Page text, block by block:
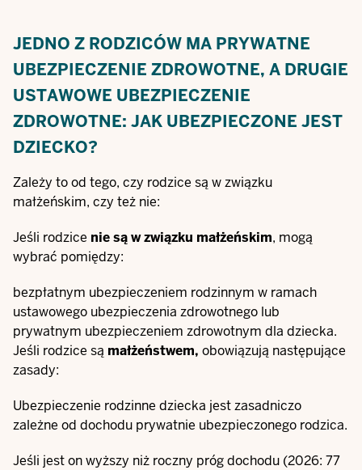
JEDNO Z RODZICÓW MA PRYWATNE
UBEZPIECZENIE ZDROWOTNE, A DRUGIE
USTAWOWE UBEZPIECZENIE
ZDROWOTNE: JAK UBEZPIECZONE JEST
DZIECKO?
Zależy to od tego, czy rodzice są w związku
małżeńskim, czy też nie:
Jeśli rodzice nie sąw związku małżeńskim, mogą
wybrać pomiędzy:
bezpłatnym ubezpieczeniem rodzinnym w ramach
ustawowego ubezpieczenia zdrowotnego lub
prywatnym ubezpieczeniem zdrowotnym dla dziecka.
Jeśli rodzice są małżeństwem, obowiązują następujące
zasady:
Ubezpieczenie rodzinne dziecka jest zasadniczo
zależne od dochodu prywatnie ubezpieczonego rodzica.
Jeśli jest on wyższy niż roczny próg dochodu (2026: 77